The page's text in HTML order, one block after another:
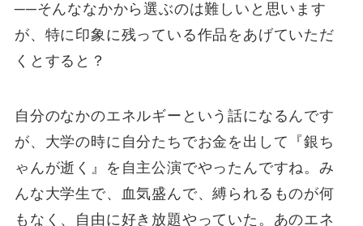
──そんななかから選ぶのは難しいと思います
が、特に印象に残っている作品をあげていただ
くとすると？
自分のなかのエネルギーという話になるんです
が、大学の時に自分たちでお金を出して『銀ち
ゃんが逝く』を自主公演でやったんですね。み
んな大学生で、血気盛んで、縛られるものが何
もなく、自由に好き放題やっていた。あのエネ